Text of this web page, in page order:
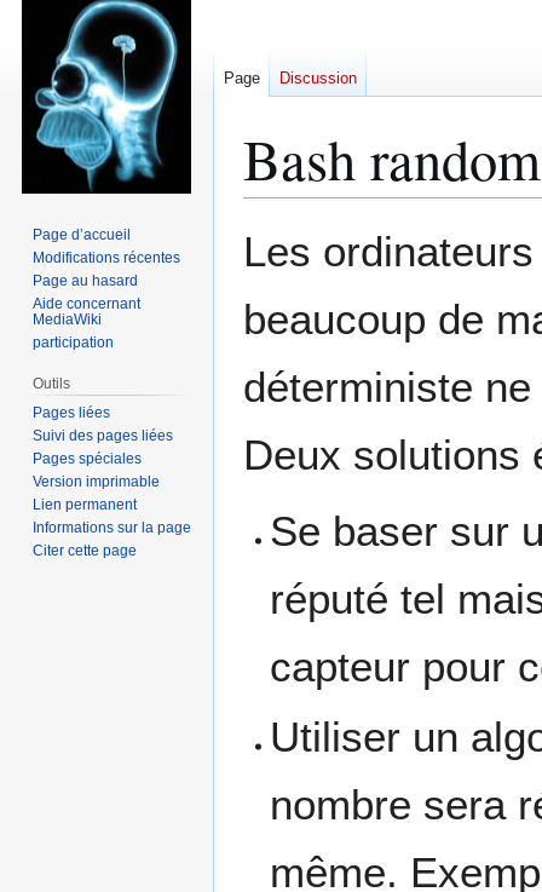
Bash random
navigation
recherche
Les
beaucoup de
déterministe
Deux solutions
Se baser sur
réputé tel
capteur pour
Utiliser un
nombre sera
même.
Page Discussion
Page d’accueil
Modifications récentes
Page au hasard
Aide concernant
MediaWiki
participation
Outils
Pages liées
Suivi des pages liées
Pages spéciales
Version imprimable
Lien permanent
Informations sur la page
Citer cette page